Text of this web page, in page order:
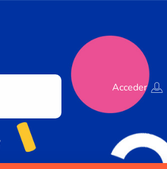
Acceder